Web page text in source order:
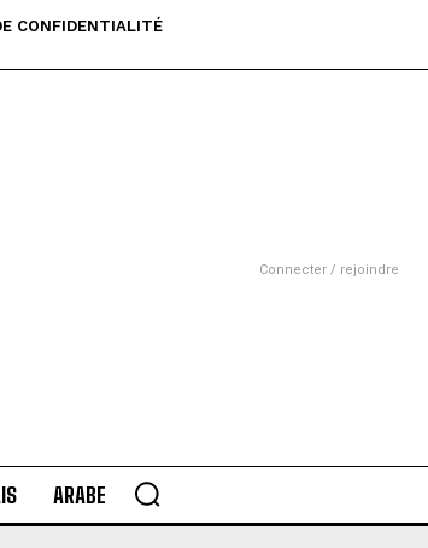
CONFIDENTIALITÉ
Connecter / rejoindre
ARABE